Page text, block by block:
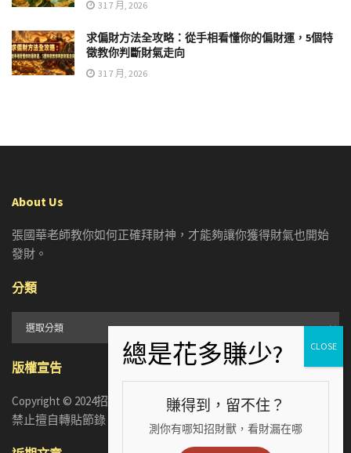
31 7 月, 2026
求偏財方法全攻略：從手相看懂你的偏財運，5個特
徵教你判斷財氣走向
31 7 月, 2026
About Us
張國華老師教你如何正確拜財神，才能夠讓你獲得財氣也開始
發財。
分類
版權宣告
Copyright © 2024招財張國華. ALL RIGHTS RESERVED. 版權所有，
禁止擅自轉貼節錄
賺得到，留不住？
測你有哪知招財獸，看財漏在哪